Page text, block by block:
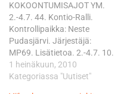
KOKOONTUMISAJOT YM.
2.-4.7. 44. Kontio-Ralli.
Kontrollipaikka: Neste
Pudasjärvi. Järjestäjä:
MP69. Lisätietoa. 2.-4.7. 10.
Mongrel Run. Hailuoto,
Rantasumppu. Järjestäjä:
1 heinäkuun, 2010
Kategoriassa "Uutiset"